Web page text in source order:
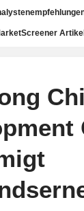
Artikel